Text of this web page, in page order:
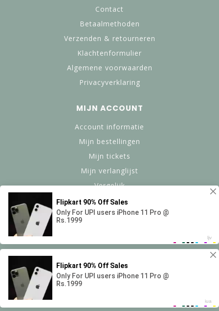
Contact
Betaalmethoden
Verzenden & retourneren
Klachtenformulier
Algemene voorwaarden
Privacyverklaring
MIJN ACCOUNT
Account informatie
Mijn bestellingen
Mijn tickets
Mijn verlanglijst
Vergelijk
Alle producten
Theme by Dyvelopment
Saensun B.V. scores a